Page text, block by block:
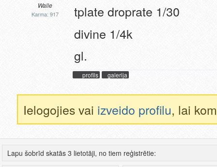
Walle
Karma: 917
tplate droprate 1/30
divine 1/4k
gl.
profils galerija
Ielogojies vai izveido profilu, lai
Lapu šobrīd skatās 3 lietotāji, no tiem reģistrētie: